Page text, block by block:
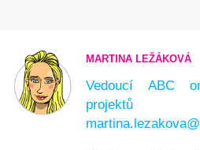
MARTINA LEŽÁKOVÁ
Vedoucí ABC
projektů